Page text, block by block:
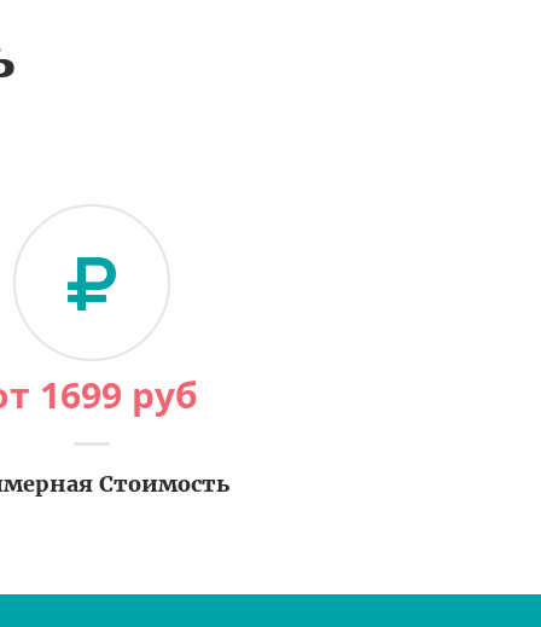
1699 руб
Стоимость